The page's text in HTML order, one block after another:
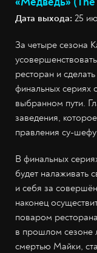
Дата выхода: 25
За четыре сезона
ресторан и
финальных сериях
выбранном пути.
заведения,
правления су-
В финальных
будет налаживать
и себя за
наконец
поваром
в прошлом сезоне
смертью Майки,